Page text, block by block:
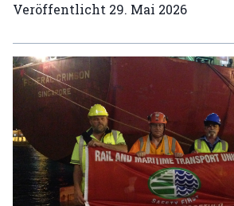
Veröffentlicht 29. Mai 2026